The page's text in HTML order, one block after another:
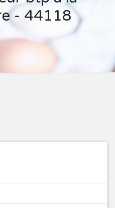
- 44118